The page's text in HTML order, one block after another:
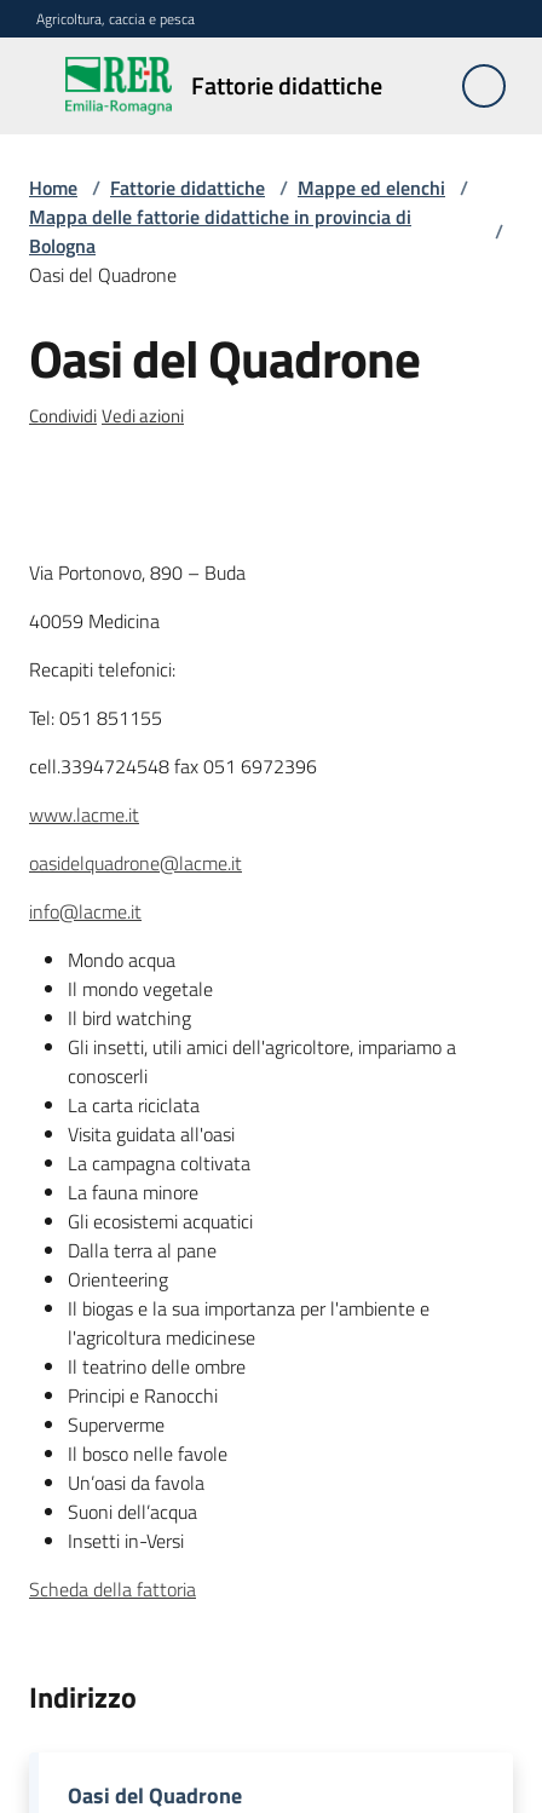
Vai al contenuto
Vai alla navigazione
Vai al footer
Agricoltura, caccia e pesca
Fattorie didattiche
Fattorie
didattiche
Trova
sulla
mappa
Requisiti
necessari
Corsi
Agricoltura
cifre
caccia e
pesca
Argomenti
Novità
Servizi
Leggi atti bandi
Piani programmi
progetti
Home / Fattorie didattiche / Mappe ed elenchi /
Mappa delle fattorie didattiche in provincia di
Bologna
/
Oasi del Quadrone
Salta al contenuto
Oasi del Quadrone
CondividiVedi azioni
Descrizione
Via Portonovo, 890 – Buda
40059 Medicina
Recapiti telefonici:
Tel: 051 851155
cell.3394724548 fax 051 6972396
www.lacme.it
oasidelquadrone@lacme.it
info@lacme.it
Mondo acqua
Il mondo vegetale
Il bird watching
Gli insetti, utili amici dell'agricoltore, impariamo a
conoscerli
La carta riciclata
Visita guidata all'oasi
La campagna coltivata
La fauna minore
Gli ecosistemi acquatici
Dalla terra al pane
Orienteering
Il biogas e la sua importanza per l'ambiente e
l'agricoltura medicinese
Il teatrino delle ombre
Principi e Ranocchi
Superverme
Il bosco nelle favole
Un’oasi da favola
Suoni dell’acqua
Insetti in-Versi
Scheda della fattoria
Indirizzo
Oasi del Quadrone